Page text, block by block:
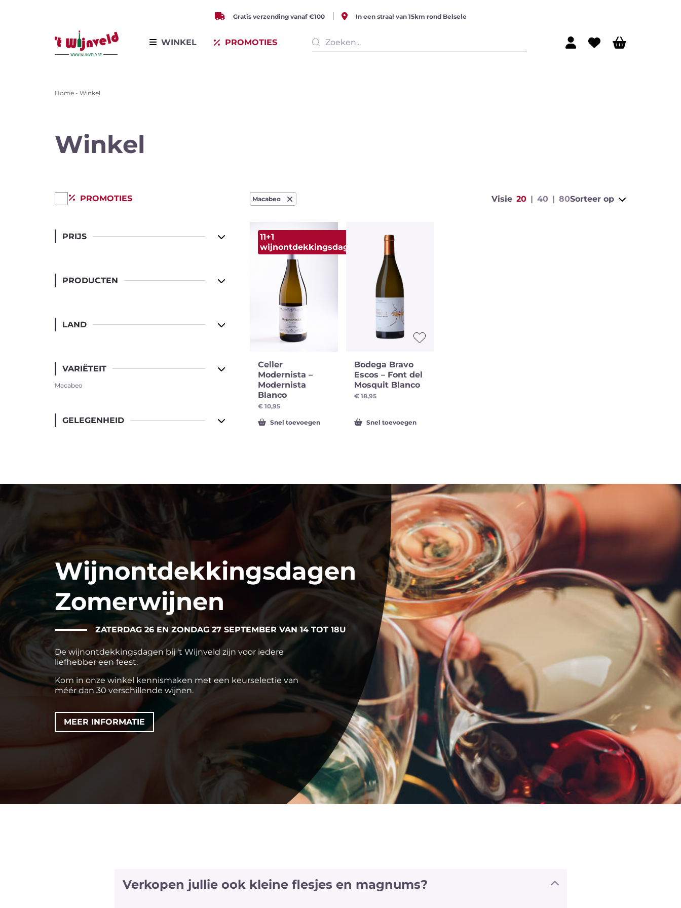
Gratis verzending vanaf €100 In een straal van 15km rond Belsele
WINKEL PROMOTIES
Winkel op variëteit
Voor verenigingen
Over ons
Wijnontdekkingsdagen
Porto
Home - Winkel
Winkel
PROMOTIES
PRIJS
PRODUCTEN
LAND
VARIËTEIT
Macabeo
GELEGENHEID
Macabeo Visie 20 40 80Sorteer op
11+1
wijnontdekkingsdagen
Celler
Modernista –
Modernista
Blanco
€10,95
Snel toevoegen
Bodega Bravo
Escos – Font del
Mosquit Blanco
€18,95
Snel toevoegen
Wijnontdekkingsdagen
Zomerwijnen
ZATERDAG 26 EN ZONDAG 27 SEPTEMBER VAN 14 TOT 18U
De wijnontdekkingsdagen bij ‘t Wijnveld zijn voor iedere
liefhebber een feest.
Kom in onze winkel kennismaken met een keurselectie van
méér dan 30 verschillende wijnen.
MEER INFORMATIE
Verkopen jullie ook kleine flesjes en magnums?